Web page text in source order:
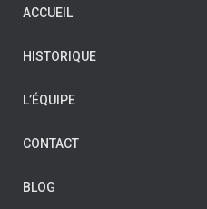
ACCUEIL
HISTORIQUE
L’ÉQUIPE
CONTACT
BLOG